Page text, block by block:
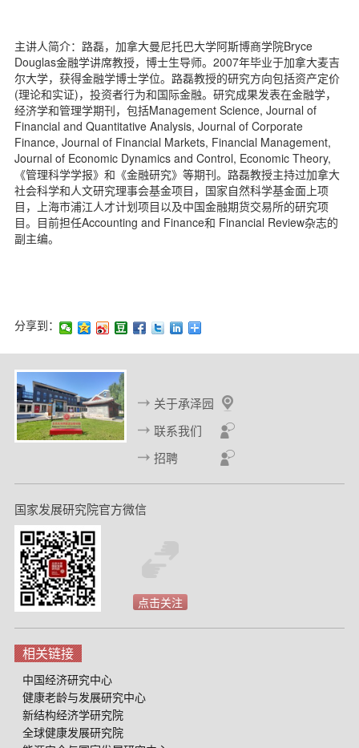
主讲人简介：路磊，加拿大曼尼托巴大学阿斯博商学院Bryce
Douglas金融学讲席教授，博士生导师。2007年毕业于加拿大麦吉
尔大学，获得金融学博士学位。路磊教授的研究方向包括资产定价
(理论和实证)，投资者行为和国际金融。研究成果发表在金融学，
经济学和管理学期刊，包括Management Science, Journal of
Financial and Quantitative Analysis, Journal of Corporate
Finance, Journal of Financial Markets, Financial Management,
Journal of Economic Dynamics and Control, Economic Theory,
《管理科学学报》和《金融研究》等期刊。路磊教授主持过加拿大
社会科学和人文研究理事会基金项目，国家自然科学基金面上项
目，上海市浦江人才计划项目以及中国金融期货交易所的研究项
目。目前担任Accounting and Finance和 Financial Review杂志的
副主编。
分享到：
关于承泽园
联系我们
招聘
国家发展研究院官方微信
点击关注
相关链接
中国经济研究中心
健康老龄与发展研究中心
新结构经济学研究院
全球健康发展研究院